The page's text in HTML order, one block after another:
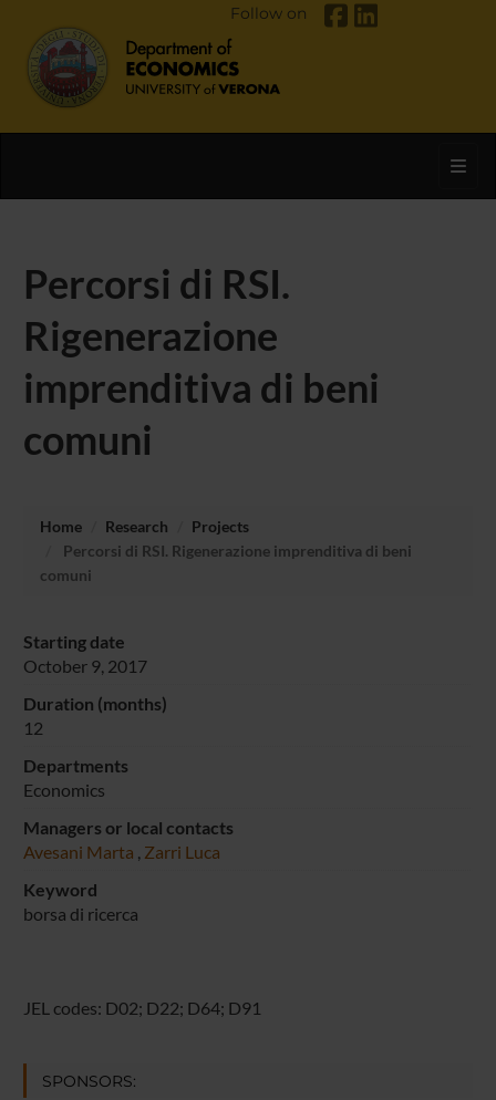
Follow on
Percorsi di RSI.
Rigenerazione
imprenditiva di beni
comuni
Home Research
Projects
Percorsi di RSI. Rigenerazione imprenditiva di beni
comuni
Starting date
October 9, 2017
Duration (months)
12
Departments
Economics
Managers or local contacts
Avesani Marta , Zarri Luca
Keyword
borsa di ricerca
JEL codes: D02; D22; D64; D91
SPONSORS: